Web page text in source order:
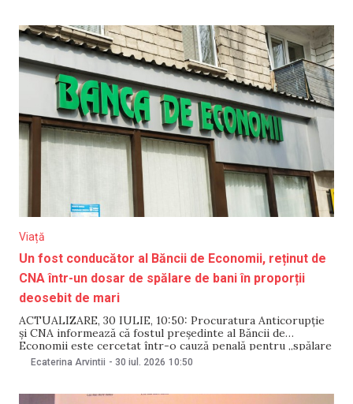
Viață
Un fost conducător al Băncii de Economii, reținut de
CNA într-un dosar de spălare de bani în proporții
deosebit de mari
ACTUALIZARE, 30 IULIE, 10:50: Procuratura Anticorupție
și CNA informează că fostul președinte al Băncii de
Economii este cercetat într-o cauză penală pentru „spălare
de bani în proporții deosebit de mari”. Potrivit probelor,
unor credite.
Ecaterina Arvintii - 30 iul. 2026 10:50